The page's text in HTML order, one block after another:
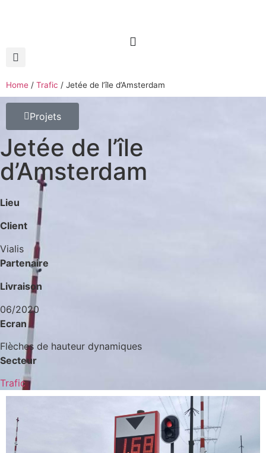
Home / Trafic / Jetée de l’île d’Amsterdam
Projets
Jetée de l’île
d’Amsterdam
Lieu
Client
Vialis
Partenaire
Livraison
06/2020
Ecran
Flèches de hauteur dynamiques
Secteur
Trafic